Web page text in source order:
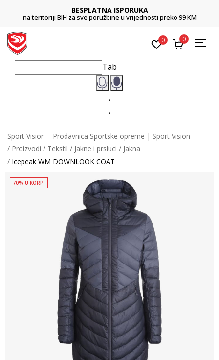
BESPLATNA ISPORUKA
na teritoriji BIH za sve poružbine u vrijednosti preko 99 KM
0 0
Tab
Sport Vision – Prodavnica Sportske opreme | Sport Vision
Proizvodi
Tekstil Jakne i prsluci
Jakna
Icepeak WM DOWNLOOK COAT
70% U KORPI